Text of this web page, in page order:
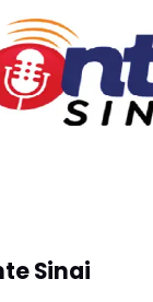
Sinai